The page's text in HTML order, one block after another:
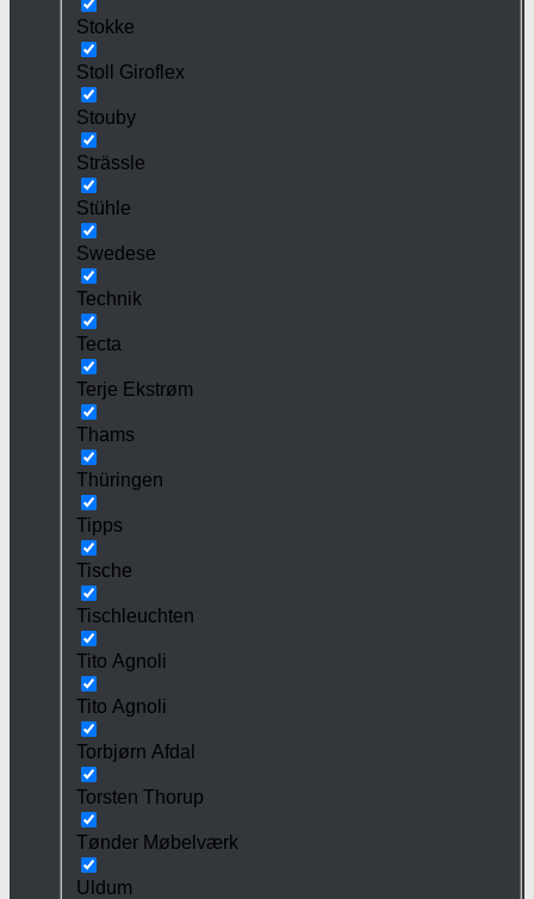
Stokke
Stoll Giroflex
Stouby
Strässle
Stühle
Swedese
Technik
Tecta
Terje Ekstrøm
Thams
Thüringen
Tipps
Tische
Tischleuchten
Tito Agnoli
Tito Agnoli
Torbjørn Afdal
Torsten Thorup
Tønder Møbelværk
Uldum